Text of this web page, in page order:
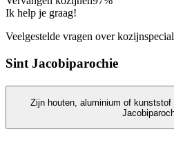
Ik help je graag!
Veelgestelde vragen over
Sint Jacobiparochie
Zijn houten, aluminium of